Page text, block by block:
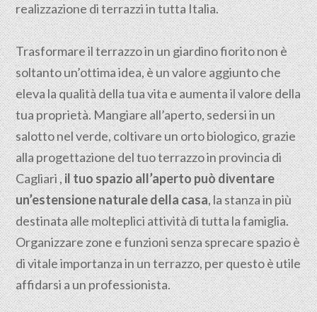
realizzazione di terrazzi in tutta Italia.
Trasformare il terrazzo in un giardino fiorito non è
soltanto un’ottima idea, è un valore aggiunto che
eleva la qualità della tua vita e aumenta il valore della
tua proprietà. Mangiare all’aperto, sedersi in un
salotto nel verde, coltivare un orto biologico, grazie
alla progettazione del tuo terrazzo in provincia di
Cagliari ,il tuo spazio all’aperto può diventare
un’estensione naturale della casa, la stanza in più
destinata alle molteplici attività di tutta la famiglia.
Organizzare zone e funzioni senza sprecare spazio è
di vitale importanza in un terrazzo, per questo è utile
affidarsi a un professionista.